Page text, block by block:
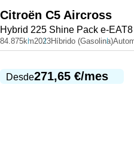
Citroën C5 Aircross
Hybrid 225 Shine Pack e-
84.875km2023Híbrido (Gasolina)
Desde271,65 €/mes